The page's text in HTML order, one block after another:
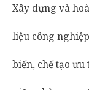
Xây dựng và
liệu công
biến, chế tạo